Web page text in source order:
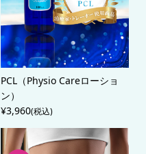
PCL（Physio Careローショ
ン）
¥3,960(税込)